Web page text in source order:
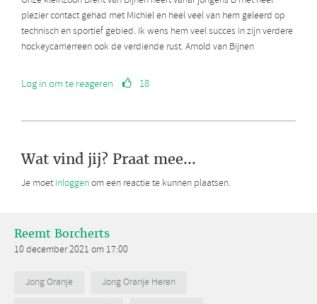
plezier contact gehad met Michiel en heel veel van hem geleerd op
technisch en sportief gebied. Ik wens hem veel succes in zijn verdere
hockeycarrierreen ook de verdiende rust. Arnold van Bijnen
Log in om te reageren 18
Wat vind jij? Praat mee...
Je moet inloggenom een reactie te kunnen plaatsen.
Reemt Borcherts
10 december 2021 om 17:00
Jong Oranje
Jong Oranje Heren